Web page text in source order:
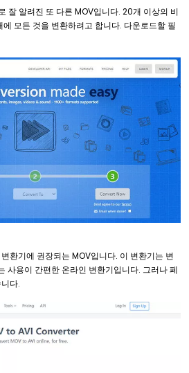
잘 알려진 또 다른 MOV입니다. 20개 이상의 비
모든 것을 변환하려고 합니다. 다운로드할 필
환기에 권장되는 MOV입니다. 이 변환기는 변
사용이 간편한 온라인 변환기입니다. 그러나 페
다.